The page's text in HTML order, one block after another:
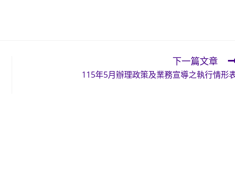
下一篇文章
115年5月辦理政策及業務宣導之執行情形